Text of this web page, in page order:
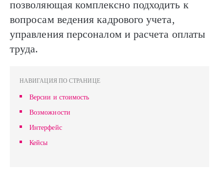
позволяющая комплексно подходить к
вопросам ведения кадрового учета,
управления персоналом и расчета оплаты
труда.
НАВИГАЦИЯ ПО СТРАНИЦЕ
Версии и стоимость
Возможности
Интерфейс
Кейсы